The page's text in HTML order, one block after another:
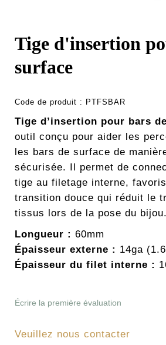
Tige d'insertion
surface
Code de produit : PTFSBAR
Tige d’insertion pour bars
outil conçu pour aider les
les bars de surface de
sécurisée. Il permet de
tige au filetage interne,
transition douce qui réduit le
tissus lors de la pose du bijou.
Longueur : 60mm
Épaisseur externe : 14ga
Épaisseur du filet interne :
Écrire la première évaluation
Veuillez nous contacter